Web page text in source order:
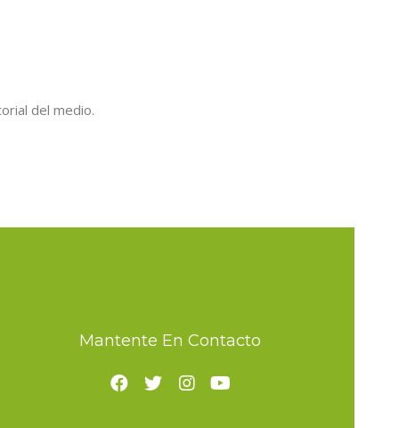
del medio.
Mantente En Contacto
F
a
T
w
I
n
Y
o